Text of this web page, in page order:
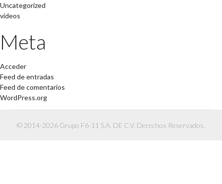
Uncategorized
videos
Meta
Acceder
Feed de entradas
Feed de comentarios
WordPress.org
© 2014-2026 Grupo F6-11 S.A. DE C.V. Derechos Reservados.